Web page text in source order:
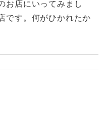
お店にいってみまし
です。何がひかれたか